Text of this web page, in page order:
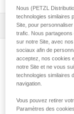
Tous les
Utilisation du
Nous (PETZL
technologies similaires
Site, pour
trafic. Nous
sur notre Site, avec
sociaux afin de
acceptez, nos cookies
notre Site et ne vous
technologies similaires
navigation.
Vous pouvez retirer
Paramètres des